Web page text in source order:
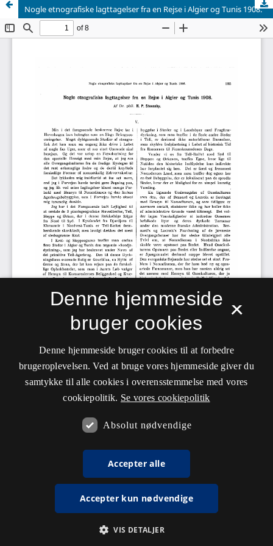
Nogle etnografiske lagttagelser fra en Rejse i Algier og Tunis 1908.
×
Denne hjemmeside
bruger cookies
Denne hjemmeside bruger cookies til at forbedre
brugeroplevelsen. Ved at bruge vores hjemmeside giver du
samtykke til alle cookies i overensstemmelse med vores
cookiepolitik. Se vores cookiepolitik
Absolut nødvendige
Accepter alle
Accepter kun nødvendige
VIS DETALJER